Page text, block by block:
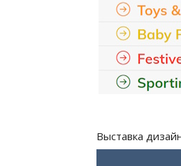
Выставка